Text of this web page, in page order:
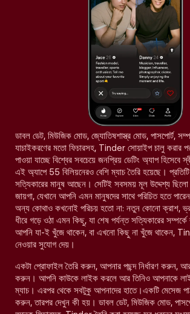
ডাবল ডেট, মিউজিক মোড, জ্যোতিষশাস্ত্র মোড, পাসপোর্ট,
যাচাইকরণের মতো ফিচারসহ, Tinder সোয়াইপ চালু করার
পাওয়া যাচ্ছে বিশ্বের সবচেয়ে জনপ্রিয় ডেটিং অ্যাপ হিসেবে
এই অ্যাপে 55 বিলিয়নেরও বেশি ম্যাচ তৈরি হয়েছে।
সত্যিকারের মানুষ আছেন। সেটিই সবসময় মূল উদ্দেশ্য
জায়গা, যেখানে আপনি এমন মানুষদের সাথে পরিচিত হতে
অন্য কোথাও কখনোই পরিচয় হতো না: নতুন কোনো ক্রাশ,
ধীরে গড়ে ওঠা এমন কিছু, যা শেষ পর্যন্ত সত্যিকারের
আপনি যা-ই খুঁজে থাকেন, বা এখনো কিছু না খুঁজে থাকেন,
নেওয়ার সুযোগ দেয়।
একটা প্রোফাইল তৈরি করুন, আপনার পছন্দ নির্ধারণ করুন,
করুন। আপনি কাউকে লাইক করলে আর তিনিও আপনাকে
ম্যাচ। এরপর থেকে সবটুকু আপনাদের হাতে।একটি মেসেজ
করুন, তারপর দেখুন কী হয়। ডাবল ডেট, মিউজিক মোড,